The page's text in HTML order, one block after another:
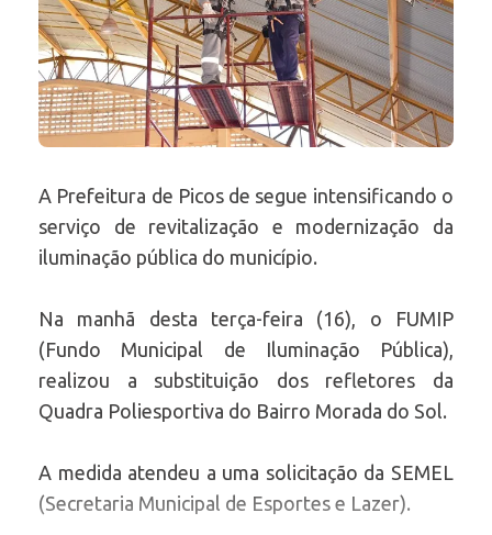
A Prefeitura de Picos de segue intensificando o
serviço de revitalização e modernização da
iluminação pública do município.
Na manhã desta terça-feira (16), o FUMIP
(Fundo Municipal de Iluminação Pública),
realizou a substituição dos refletores da
Quadra Poliesportiva do Bairro Morada do Sol.
A medida atendeu a uma solicitação da SEMEL
(Secretaria Municipal de Esportes e Lazer).